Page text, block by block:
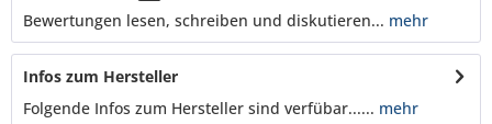
Bewertungen lesen, schreiben und diskutieren... mehr
Infos zum Hersteller
Folgende Infos zum Hersteller sind verfübar...... mehr